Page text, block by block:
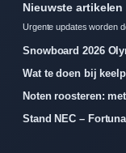
Nieuwste artikelen
Urgente updates worden
Snowboard 2026
Wat te doen bij
Noten roosteren:
Stand NEC –